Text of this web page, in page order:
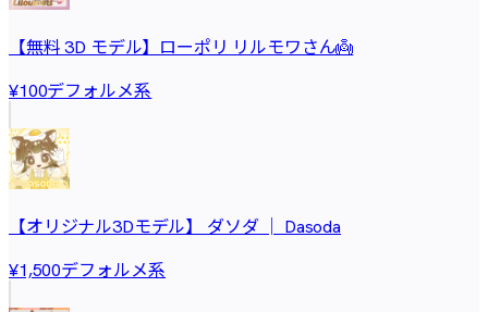
【無料 3D モデル】ローポリ リルモワさん👼
¥100デフォルメ系
【オリジナル3Dモデル】 ダソダ │ Dasoda
¥1,500デフォルメ系